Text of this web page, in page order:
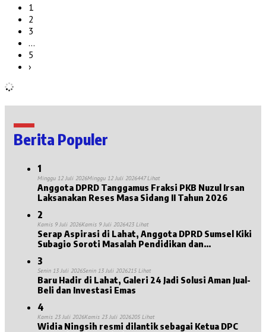
1
2
3
…
5
›
Berita Populer
1
Minggu 12 Juli 2026Minggu 12 Juli 2026447 Lihat
Anggota DPRD Tanggamus Fraksi PKB Nuzul Irsan
Laksanakan Reses Masa Sidang II Tahun 2026
2
Kamis 9 Juli 2026Kamis 9 Juli 2026423 Lihat
Serap Aspirasi di Lahat, Anggota DPRD Sumsel Kiki
Subagio Soroti Masalah Pendidikan dan
3
Senin 13 Juli 2026Senin 13 Juli 2026215 Lihat
Baru Hadir di Lahat, Galeri 24 Jadi Solusi Aman Jual-
Beli dan Investasi Emas
4
Kamis 23 Juli 2026Kamis 23 Juli 2026205 Lihat
Widia Ningsih resmi dilantik sebagai Ketua DPC